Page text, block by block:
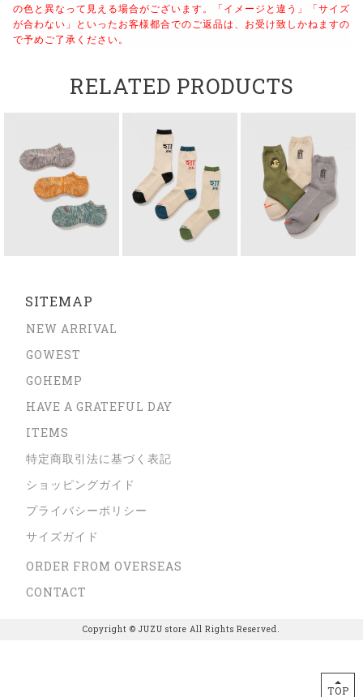
の色と異なって見える場合がございます。
「イメージと違う」「サイズ
が合わない」といったお客様都合でのご返品は、お受け致しかねますの
で予めご了承ください。
RELATED PRODUCTS
TOP
SITEMAP
NEW ARRIVAL
GOWEST
GOHEMP
HAVE A GRATEFUL DAY
ITEMS
特定商取引法に基づく表記
ショッピングガイド
プライバシーポリシー
サイズガイド
ORDER FROM OVERSEAS
CONTACT
Copyright © JUZU store All Rights Reserved.